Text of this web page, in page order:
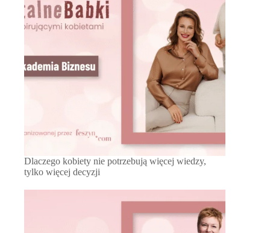
Dlaczego kobiety nie potrzebują więcej wiedzy,
tylko więcej decyzji